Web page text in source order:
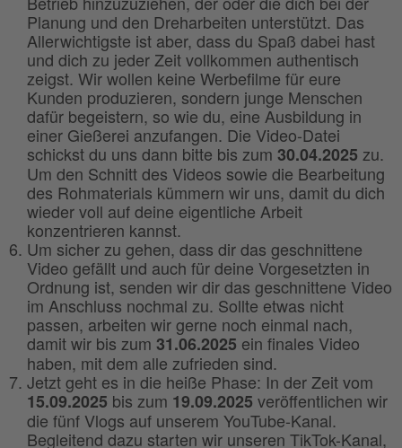
Planung und den Dreharbeiten unterstützt. Das
Allerwichtigste ist aber, dass du Spaß dabei hast
und dich zu jeder Zeit vollkommen authentisch
zeigst. Wir wollen keine Werbefilme für eure
Kunden produzieren, sondern junge Menschen
dafür begeistern, so wie du, eine Ausbildung in
einer Gießerei anzufangen. Die Video-Datei
schickst du uns dann bitte bis zum 30.04.2025 zu.
Um den Schnitt des Videos sowie die Bearbeitung
des Rohmaterials kümmern wir uns, damit du dich
wieder voll auf deine eigentliche Arbeit
konzentrieren kannst.
Um sicher zu gehen, dass dir das geschnittene
Video gefällt und auch für deine Vorgesetzten in
Ordnung ist, senden wir dir das geschnittene Video
im Anschluss nochmal zu. Sollte etwas nicht
passen, arbeiten wir gerne noch einmal nach,
damit wir bis zum 31.06.2025 ein finales Video
haben, mit dem alle zufrieden sind.
Jetzt geht es in die heiße Phase: In der Zeit vom
15.09.2025 bis zum 19.09.2025 veröffentlichen wir
die fünf Vlogs auf unserem YouTube-Kanal.
Begleitend dazu starten wir unseren TikTok-Kanal,